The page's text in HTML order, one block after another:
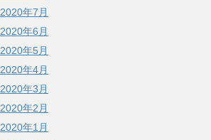
2020年7月
2020年6月
2020年5月
2020年4月
2020年3月
2020年2月
2020年1月